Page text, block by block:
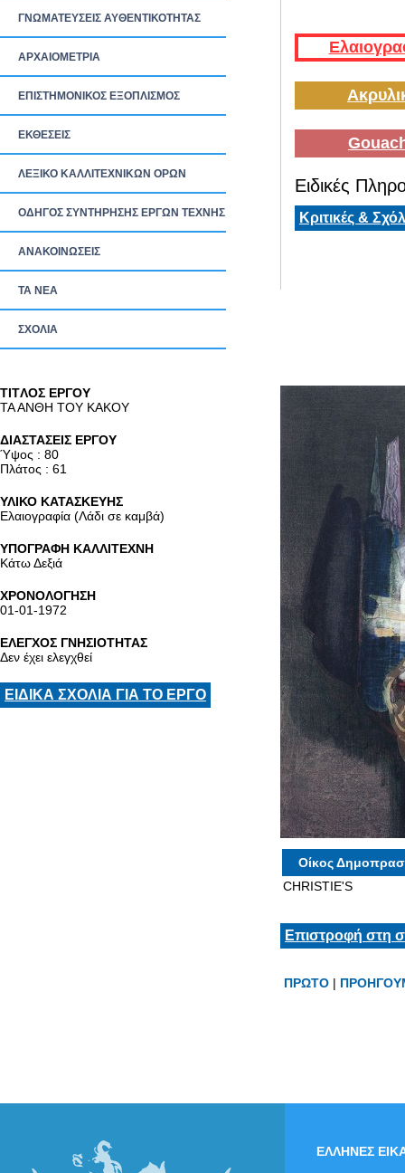
ΓΝΩΜΑΤΕΥΣΕΙΣ ΑΥΘΕΝΤΙΚΟΤΗΤΑΣ
ΑΡΧΑΙΟΜΕΤΡΙΑ
ΕΠΙΣΤΗΜΟΝΙΚΟΣ ΕΞΟΠΛΙΣΜΟΣ
ΕΚΘΕΣΕΙΣ
ΛΕΞΙΚΟ ΚΑΛΛΙΤΕΧΝΙΚΩΝ ΟΡΩΝ
ΟΔΗΓΟΣ ΣΥΝΤΗΡΗΣΗΣ ΕΡΓΩΝ ΤΕΧΝΗΣ
ΑΝΑΚΟΙΝΩΣΕΙΣ
ΤΑ ΝEΑ
ΣΧΟΛΙΑ
Ειδικές
Κριτικές &
TITΛΟΣ ΕΡΓΟΥ
ΤΑ ΑΝΘΗ ΤΟΥ ΚΑΚΟΥ
ΔΙΑΣΤΑΣΕΙΣ ΕΡΓΟΥ
Ύψος : 80
Πλάτος : 61
ΥΛΙΚΟ ΚΑΤΑΣΚΕΥΗΣ
Ελαιογραφία (Λάδι σε καμβά)
ΥΠΟΓΡΑΦΗ ΚΑΛΛΙΤΕΧΝΗ
Κάτω Δεξιά
ΧΡΟΝΟΛΟΓΗΣΗ
01-01-1972
ΕΛΕΓΧΟΣ ΓΝΗΣΙΟΤΗΤΑΣ
Δεν έχει ελεγχθεί
ΕΙΔΙΚΑ ΣΧΟΛΙΑ ΓΙΑ ΤΟ ΕΡΓΟ
Οίκος
CHRISTIE'S
Επιστροφή στη
ΠΡΩΤΟ |
ΕΛΛΗΝΕΣ